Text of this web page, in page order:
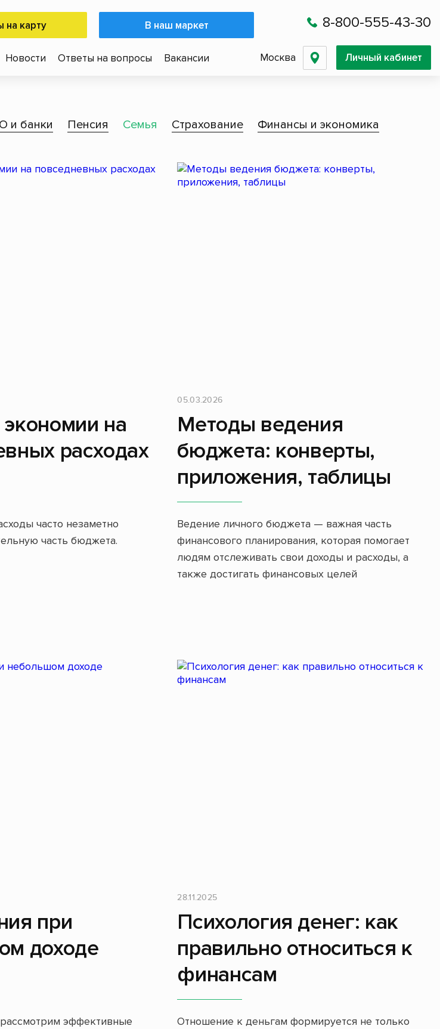
на карту В наш маркет 8-800-555-43-30
Новости Ответы на вопросы Вакансии Москва Личный кабинет
и банки Пенсия Семья Страхование Финансы и экономика
на
расходах
часто незаметно
часть бюджета.
05.03.2026
Методы ведения
бюджета: конверты,
приложения, таблицы
Ведение личного бюджета — важная часть
финансового планирования, которая помогает
людям отслеживать свои доходы и расходы, а
также достигать финансовых целей
при
доходе
эффективные
28.11.2025
Психология денег: как
правильно относиться к
финансам
Отношение к деньгам формируется не только